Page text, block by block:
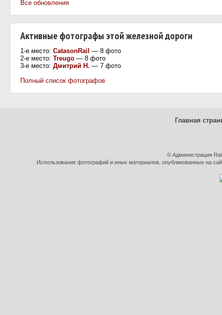
Все обновления
Активные фотографы этой железной дороги
1-е место: CatasonRail — 8 фото
2-е место: Treugo — 8 фото
3-е место: Дмитрий Н. — 7 фото
Полный список фотографов
Главная
© Администрация
Использование фотографий и иных материалов, опубликованных на